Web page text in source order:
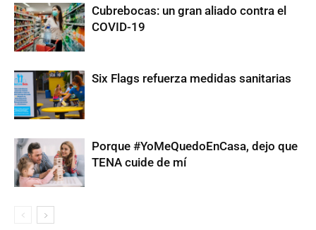
Cubrebocas: un gran aliado contra el
COVID-19
Six Flags refuerza medidas sanitarias
Porque #YoMeQuedoEnCasa, dejo que
TENA cuide de mí